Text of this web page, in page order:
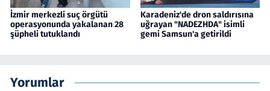
İzmir merkezli suç örgütü
operasyonunda yakalanan 28
şüpheli tutuklandı
Karadeniz'de dron saldırısına
uğrayan "NADEZHDA" isimli
gemi Samsun'a getirildi
Yorumlar